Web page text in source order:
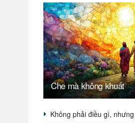
Che mà không khuất
Không phải điều gì,